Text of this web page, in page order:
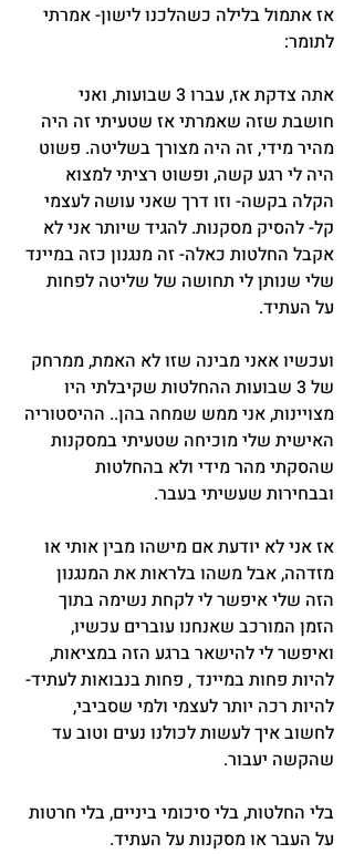
אז אתמול בלילה כשהלכנו לישון- אמרתי
לתומר:
אתה צדקת אז, עברו 3 שבועות, ואני
חושבת שזה שאמרתי אז שטעיתי זה היה
מהיר מידי, זה היה מצורך בשליטה. פשוט
היה לי רגע קשה, ופשוט רציתי למצוא
הקלה בקשה- וזו דרך שאני עושה לעצמי
קל- להסיק מסקנות. להגיד שיותר אני לא
אקבל החלטות כאלה- זה מנגנון כזה במיינד
שלי שנותן לי תחושה של שליטה לפחות
על העתיד.
ועכשיו אאני מבינה שזו לא האמת, ממרחק
של 3 שבועות ההחלטות שקיבלתי היו
מצויינות, אני ממש שמחה בהן.. ההיסטוריה
האישית שלי מוכיחה שטעיתי במסקנות
שהסקתי מהר מידי ולא בהחלטות
ובבחירות שעשיתי בעבר.
אז אני לא יודעת אם מישהו מבין אותי או
מזדהה, אבל משהו בלראות את המנגנון
הזה שלי איפשר לי לקחת נשימה בתוך
הזמן המורכב שאנחנו עוברים עכשיו,
ואיפשר לי להישאר ברגע הזה במציאות,
להיות פחות במיינד , פחות בנבואות לעתיד-
להיות רכה יותר לעצמי ולמי שסביבי,
לחשוב איך לעשות לכולנו נעים וטוב עד
שהקשה יעבור.
בלי החלטות, בלי סיכומי ביניים, בלי חרטות
על העבר או מסקנות על העתיד.